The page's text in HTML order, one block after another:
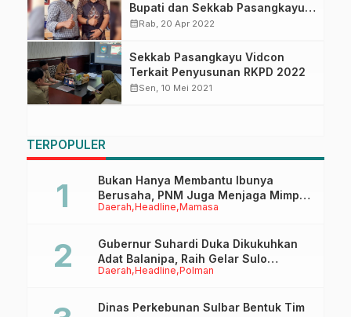
Bupati dan Sekkab Pasangkayu
Renggang, Ikram: Jangan
calendar_monthRab, 20 Apr 2022
Sekkab Pasangkayu Vidcon
Terkait Penyusunan RKPD 2022
calendar_monthSen, 10 Mei 2021
TERPOPULER
Daerah Headline Mamasa
Bukan Hanya Membantu Ibunya
Berusaha, PNM Juga Menjaga Mimpi
Anaknya Untuk Menggapai Cita-Cita
Daerah Headline Polman
Gubernur Suhardi Duka Dikukuhkan
Adat Balanipa, Raih Gelar Sulo
Tappidena
Dinas Perkebunan Sulbar Bentuk Tim